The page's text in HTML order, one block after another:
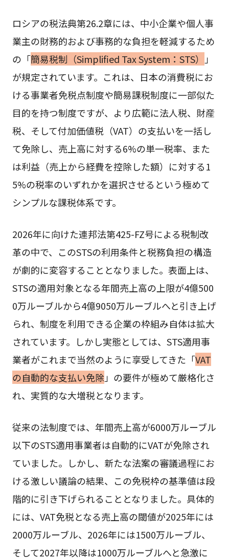
ロシアの税法典第26.2章には、中小企業や個人事
業主の財務的および事務的な負担を軽減するため
の「簡易税制（Simplified Tax System：STS） 」
が規定されています。これは、日本の消費税にお
ける事業者免税点制度や簡易課税制度に一部似た
目的を持つ制度ですが、より広範に法人税、財産
税、そして付加価値税（VAT）の支払いを一括し
て免除し、売上高に対する6%の単一税率、また
は利益（売上から経費を控除した額）に対する1
5%の税率のいずれかを選択させるという極めて
シンプルな課税体系です。
2026年に向けた連邦法第425-FZ号による税制改
革の中で、このSTSの利用条件と税務負担の構造
が劇的に変容することとなりました。表面上は、
STSの適用対象となる年間売上高の上限が4億500
0万ルーブルから4億9050万ルーブルへと引き上げ
られ、制度を利用できる企業の枠組み自体は拡大
されています。しかし実態としては、STS適用事
業者がこれまで当然のように享受してきた「VAT
の自動的な支払い免除」の要件が極めて厳格化さ
れ、実質的な大増税となります。
従来の法制度では、年間売上高が6000万ルーブル
以下のSTS適用事業者は自動的にVATが免除され
ていました。しかし、新たな法案の審議過程にお
ける激しい議論の結果、この免税枠の基準値は段
階的に引き下げられることとなりました。具体的
には、VAT免税となる売上高の閾値が2025年には
2000万ルーブル、2026年には1500万ルーブル、
そして2027年以降は1000万ルーブルへと急激に